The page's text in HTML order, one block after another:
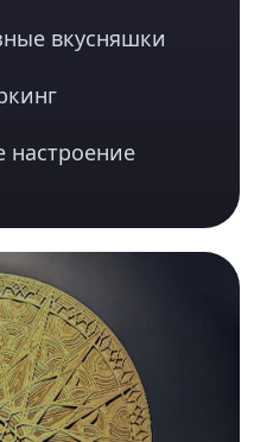
вкусняшки
настроение